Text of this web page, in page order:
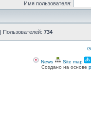
Имя пользователя:
| Пользователей: 734
News Site map
Создано на основе